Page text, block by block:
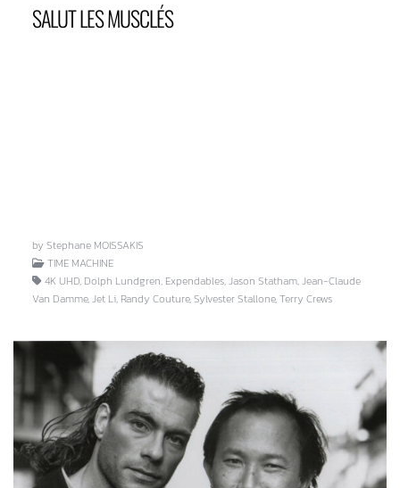
SALUT LES MUSCLÉS
by Stephane MOISSAKIS
TIME MACHINE
4K UHD, Dolph Lundgren, Expendables, Jason Statham, Jean-Claude
Van Damme, Jet Li, Randy Couture, Sylvester Stallone, Terry Crews